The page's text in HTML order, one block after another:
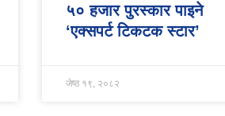
५० हजार पुरस्कार पाइने
‘एक्सपर्ट टिकटक स्टार’
जेष्ठ १९, २०८२